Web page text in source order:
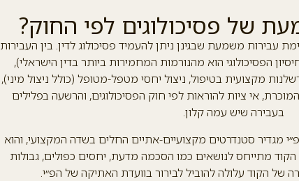
של פסיכולוגים לפי החוק?
(סעיף 33) מגדיר רשימת עבירות משמעת שבגינן ניתן להעמיד פסיכולוג לדין. בין העבירות
הפסיכולוגי הוא מהנורמות המחמירות ביותר בדין הישראלי),
מקצועית בטיפול, ניצול יחסי מטפל-מטופל (כולל ניצול מיני),
אי ציות להוראות לפי חוק הפסיכולוגים, והרשעה בפלילים
בעבירה שיש עמה קלון.
מגדיר סטנדרטים מקצועיים-אתיים החלים בשדה המקצועי, והוא
הקוד מתייחס לנושאים כמו הסכמה מדעת, יחסים כפולים, גבולות
של הקוד עלולה להוביל לבירור בוועדת האתיקה של הפ״י.